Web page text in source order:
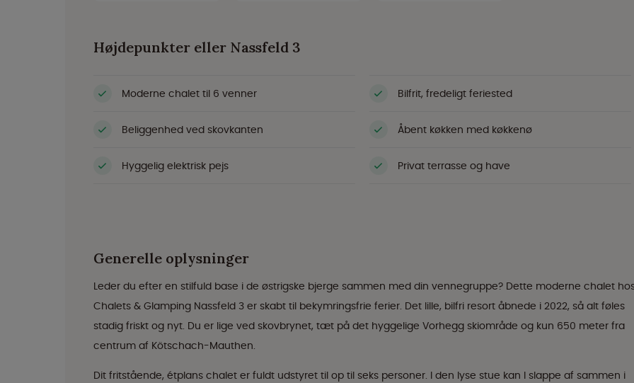
Højdepunkter eller Nassfeld 3
Moderne chalet til 6 venner Bilfrit, fredeligt feriested
Beliggenhed ved skovkanten Åbent køkken med køkkenø
Hyggelig elektrisk pejs Privat terrasse og have
Generelle oplysninger
Leder du efter en stilfuld base i de østrigske bjerge sammen med din vennegruppe? Dette moderne chalet
Chalets & Glamping Nassfeld 3 er skabt til bekymringsfrie ferier. Det lille, bilfri resort åbnede i 2022, så alt føles
stadig friskt og nyt. Du er lige ved skovbrynet, tæt på det hyggelige Vorhegg skiområde og kun 650 meter fra
centrum af Kötschach-Mauthen.
Dit fritstående, étplans chalet er fuldt udstyret til op til seks personer. I den lyse stue kan I slappe af sammen i